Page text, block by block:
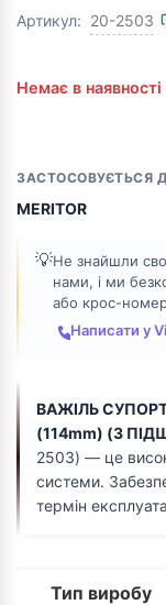
Артикул: 20-2503
ЗАСТОСОВУЄТЬСЯ
MERITOR
💡Не знайшли
нами, і ми
або крос-
Написати у
Немає в наявності
ВАЖІЛЬ
(114mm) (З
2503) — це
системи.
термін
Тип виробу